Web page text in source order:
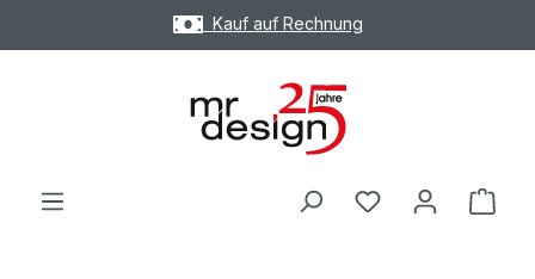
Zum Hauptinhalt springenKauf auf Rechnung